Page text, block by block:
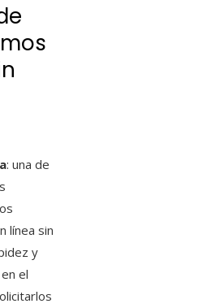
: una de
línea sin
y
el